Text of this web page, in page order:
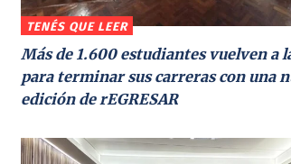
TENÉS QUE LEER
Más de 1.600 estudiantes vuelven a
para terminar sus carreras con una
edición de rEGRESAR